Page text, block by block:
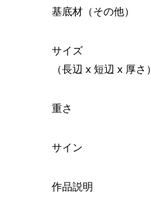
基底材（その他）
サイズ
（長辺 x 短辺 x 厚さ）
重さ
サイン
作品説明